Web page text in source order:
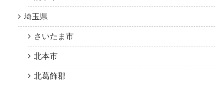
埼玉県
さいたま市
北本市
北葛飾郡